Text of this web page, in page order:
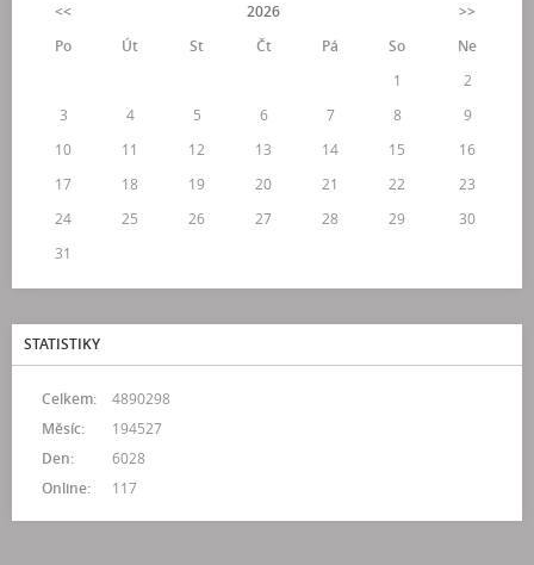
<<
2026
>>
Po
Út St Čt Pá So
Ne
1
2
3
4 5 6 7 8
9
10
11 12 13 14 15
16
17
18 19 20 21 22
23
24
25 26 27 28 29
30
31
STATISTIKY
Online: 117
Celkem:
4890298
Měsíc:
194527
Den:
6028